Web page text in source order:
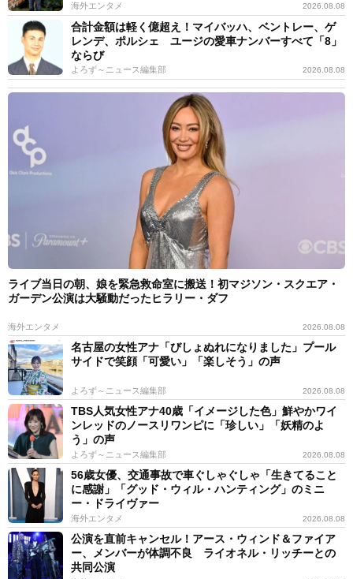
海外エンタメ 2026.08.08
合計金額は軽く億超え！マイバッハ、ベントレー、ゲ
レンデ、ポルシェ ユージの愛車ナンバーすべて「8」
ならび
よろず～ニュース編集部 2026.08.08
ライブ当日の朝、娘を緊急救命室に搬送！初マジソン・スクエア・
ガーデン公演は大騒動だったヒラリー・ダフ
海外エンタメ 2026.08.08
名古屋の女性アナ「びしょぬれになりました」プール
サイドで笑顔「可愛い」「楽しそう」の声
よろず～ニュース編集部 2026.08.08
TBS人気女性アナ40歳「イメージした色」鮮やかワイ
ンレッドのノースリワンピに「珍しい」「妖精のよ
う」の声
よろず～ニュース編集部 2026.08.08
56歳女優、交通事故で車ぐしゃぐしゃ「生きてること
に感謝」「グッド・ウィル・ハンティング」のミニ
ー・ドライヴァー
海外エンタメ 2026.08.08
公演を直前キャンセル！アース・ウィンド＆ファイア
ー、メンバーが体調不良 ライオネル・リッチーとの
共同公演